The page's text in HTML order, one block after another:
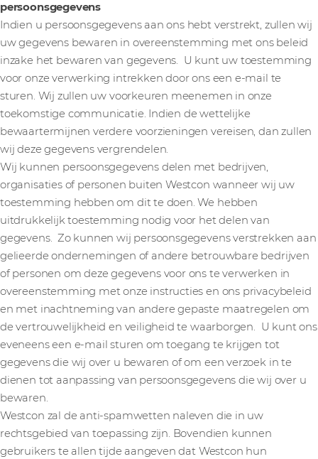
persoonsgegevens
Indien u persoonsgegevens aan ons hebt verstrekt, zullen wij
uw gegevens bewaren in overeenstemming met ons beleid
inzake het bewaren van gegevens. U kunt uw toestemming
voor onze verwerking intrekken door ons een e-mail te
sturen. Wij zullen uw voorkeuren meenemen in onze
toekomstige communicatie. Indien de wettelijke
bewaartermijnen verdere voorzieningen vereisen, dan zullen
wij deze gegevens vergrendelen.
Wij kunnen persoonsgegevens delen met bedrijven,
organisaties of personen buiten Westcon wanneer wij uw
toestemming hebben om dit te doen. We hebben
uitdrukkelijk toestemming nodig voor het delen van
gegevens. Zo kunnen wij persoonsgegevens verstrekken aan
gelieerde ondernemingen of andere betrouwbare bedrijven
of personen om deze gegevens voor ons te verwerken in
overeenstemming met onze instructies en ons privacybeleid
en met inachtneming van andere gepaste maatregelen om
de vertrouwelijkheid en veiligheid te waarborgen. U kunt ons
eveneens een e-mail sturen om toegang te krijgen tot
gegevens die wij over u bewaren of om een verzoek in te
dienen tot aanpassing van persoonsgegevens die wij over u
bewaren.
Westcon zal de anti-spamwetten naleven die in uw
rechtsgebied van toepassing zijn. Bovendien kunnen
gebruikers te allen tijde aangeven dat Westcon hun